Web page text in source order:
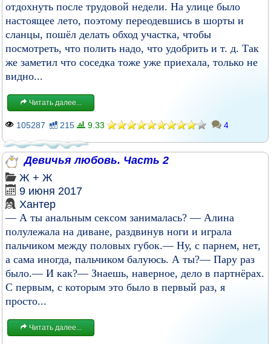
отдохнуть после трудовой недели. На улице было
настоящее лето, поэтому переодевшись в шорты и
сланцы, пошёл делать обход участка, чтобы
посмотреть, что полить надо, что удобрить и т. д. Так
же заметил что соседка тоже уже приехала, только не
видно...
Читать далее...
105287 215 9.33 4
Девичья любовь. Часть 2
Ж + Ж
9 июня 2017
Хантер
— А ты анальным сексом занималась? — Алина
полулежала на диване, раздвинув ноги и играла
пальчиком между половых губок.— Ну, с парнем, нет,
а сама иногда, пальчиком балуюсь. А ты?— Пару раз
было.— И как?— Знаешь, наверное, дело в партнёрах.
С первым, с которым это было в первый раз, я
просто...
Читать далее...